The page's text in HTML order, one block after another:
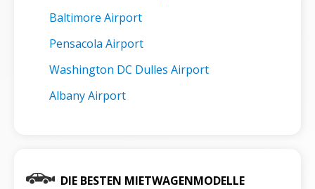
Baltimore Airport
Pensacola Airport
Washington DC Dulles Airport
Albany Airport
DIE BESTEN MIETWAGENMODELLE